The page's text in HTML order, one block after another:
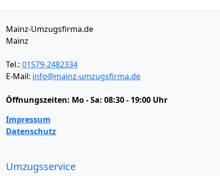
Mainz-Umzugsfirma.de
Mainz
Tel.: 01579-2482334
E-Mail: info@mainz-umzugsfirma.de
Öffnungszeiten: Mo - Sa: 08:30 - 19:00 Uhr
Impressum
Datenschutz
Umzugsservice